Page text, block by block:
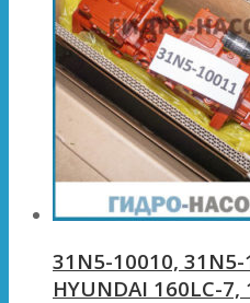
31N5-10010,
HYUNDAI 160LC-